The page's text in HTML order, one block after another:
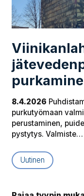
Uutinen
8.4.2026
purkutyömaan
perustaminen,
pystytys. Valmiste…